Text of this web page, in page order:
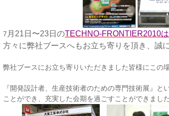
7 月 21 日〜23日のTECHNO-FRONTIER2010
方々に弊社ブースへもお立ち寄りを頂き、誠
弊社ブースにお立ち寄りいただきました皆様にこの
『開発設計者、生産技術者のための専門技術展』
ことができ、充実した会期を過ごすことができました